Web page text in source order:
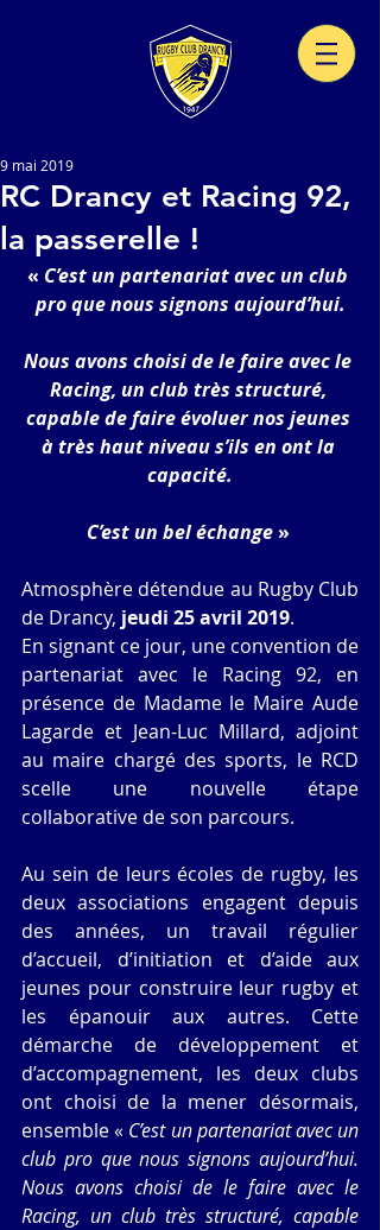
RC Drancy et Racing 92,
la passerelle !
9 mai 2019
« C’est un partenariat avec un club
pro que nous signons aujourd’hui.
Nous avons choisi de le faire avec le
Racing, un club très structuré,
capable de faire évoluer nos jeunes
à très haut niveau s’ils en ont la
capacité.
C’est un bel échange »
Atmosphère détendue au Rugby Club
de Drancy, jeudi 25 avril 2019.
En signant ce jour, une convention de
partenariat avec le Racing 92, en
présence de Madame le Maire Aude
Lagarde et Jean-Luc Millard, adjoint
au maire chargé des sports, le RCD
scelle une nouvelle étape
collaborative de son parcours.
Au sein de leurs écoles de rugby, les
deux associations engagent depuis
des années, un travail régulier
d’accueil, d’initiation et d’aide aux
jeunes pour construire leur rugby et
les épanouir aux autres. Cette
démarche de développement et
d’accompagnement, les deux clubs
ont choisi de la mener désormais,
ensemble « C’est un partenariat avec un
club pro que nous signons aujourd’hui.
Nous avons choisi de le faire avec le
Racing, un club très structuré, capable